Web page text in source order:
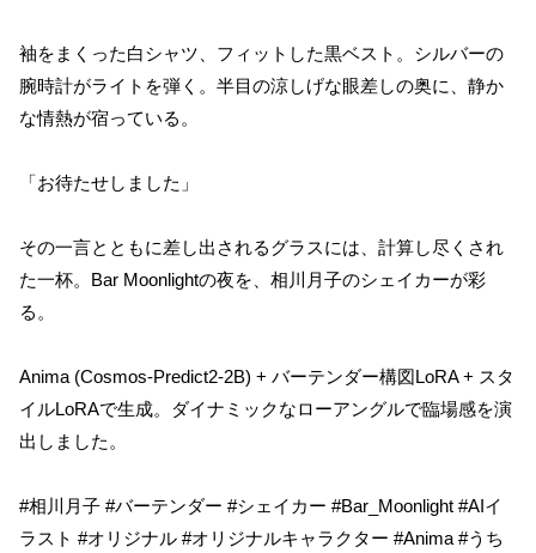
袖をまくった白シャツ、フィットした黒ベスト。シルバーの
腕時計がライトを弾く。半目の涼しげな眼差しの奥に、静か
な情熱が宿っている。
「お待たせしました」
その一言とともに差し出されるグラスには、計算し尽くされ
た一杯。Bar Moonlightの夜を、相川月子のシェイカーが彩
る。
Anima (Cosmos-Predict2-2B) + バーテンダー構図LoRA + スタ
イルLoRAで生成。ダイナミックなローアングルで臨場感を演
出しました。
#相川月子 #バーテンダー #シェイカー #Bar_Moonlight #AIイ
ラスト #オリジナル #オリジナルキャラクター #Anima #うち